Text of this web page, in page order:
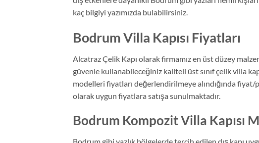
kaç bilgiyi yazımızda bulabilirsiniz.
Bodrum Villa Kapısı Fiyatları
Alcatraz Çelik Kapı olarak firmamız en üst düzey
güvenle kullanabileceğiniz kaliteli üst sınıf çelik villa
modelleri fiyatları değerlendirilmeye alındığında fiyat/
olarak uygun fiyatlara satışa sunulmaktadır.
Bodrum Kompozit Villa Kapısı